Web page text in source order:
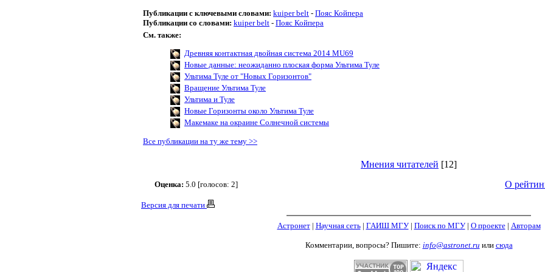
Публикации с ключевыми словами: kuiper belt - Пояс Койпера
Публикации со словами: kuiper belt - Пояс Койпера
См. также:
Древняя контактная двойная система 2014 MU69
Новые данные: неожиданно плоская форма Ультима Туле
Ультима Туле от "Новых Горизонтов"
Вращение Ультима Туле
Ультима и Туле
Новые Горизонты около Ультима Туле
Макемаке на окраине Солнечной системы
Все публикации на ту же тему >>
Мнения читателей [12]
Оценка: 5.0 [голосов: 2] О
Версия для печати
Астронет| Научная сеть| ГАИШ МГУ| Поиск по МГУ| О проекте| Авторам
Комментарии, вопросы? Пишите: info@astronet.ru или сюда